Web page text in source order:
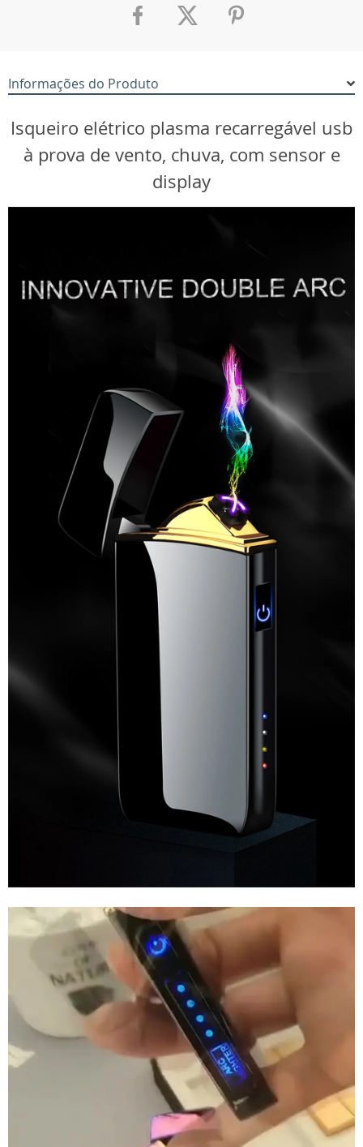
Informações do Produto
Isqueiro elétrico plasma recarregável usb
à prova de vento, chuva, com sensor e
display